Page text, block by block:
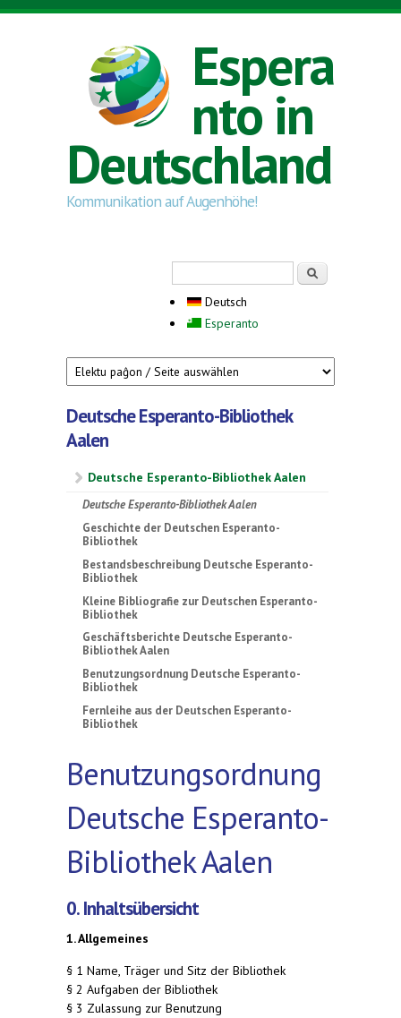
Direkt zum Inhalt
Espera
nto in
Deutschland
Kommunikation auf Augenhöhe!
Deutsch
Esperanto
Deutsche Esperanto-Bibliothek
Aalen
Deutsche Esperanto-Bibliothek Aalen
Deutsche Esperanto-Bibliothek Aalen
Geschichte der Deutschen Esperanto-
Bibliothek
Bestandsbeschreibung Deutsche Esperanto-
Bibliothek
Kleine Bibliografie zur Deutschen Esperanto-
Bibliothek
Geschäftsberichte Deutsche Esperanto-
Bibliothek Aalen
Benutzungsordnung Deutsche Esperanto-
Bibliothek
Fernleihe aus der Deutschen Esperanto-
Bibliothek
Benutzungsordnung
Deutsche Esperanto-
Bibliothek Aalen
0. Inhaltsübersicht
1. Allgemeines
§ 1 Name, Träger und Sitz der Bibliothek
§ 2 Aufgaben der Bibliothek
§ 3 Zulassung zur Benutzung